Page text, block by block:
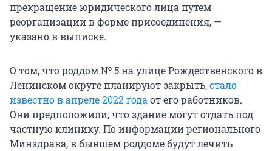
прекращение юридического лица путем
реорганизации в форме присоединения, —
указано в выписке.
О том, что роддом № 5 на улице Рождественского в
Ленинском округе планируют закрыть,стало
известно в апреле 2022 годаот его работников.
Они предположили, что здание могут отдать под
частную клинику. По информации регионального
Минздрава, в бывшем роддоме будут лечить